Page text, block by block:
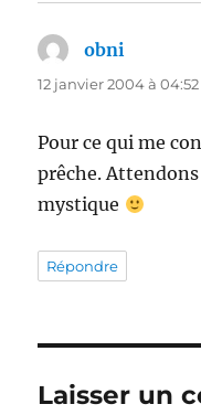
obni
12 janvier 2004 à 04:52
Pour ce qui me
prêche.
mystique
Répondre
Laisser un